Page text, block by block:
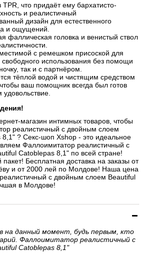
TPR, что придаёт ему бархатисто-
и реалистичный
дизайн для естественного
и ощущений.
фаллическая головка и венистый ствол
с ремешком присоской для
свободного использования без помощи
так и с партнёром.
тёплой водой и чистящим средством
ваш помощник всегда был готов
удовольствие.
магазин интимных товаров, чтобы
реалистичный с двойным слоем
8,1" ? Секс-шоп Xshop - это идеальное
Фаллоимитатор реалистичный с
Catoblepas 8,1" по всей стране!
Бесплатная доставка на заказы от
и от 2000 лей по Молдове! Наша цена
с двойным слоем Beautiful
в Молдове!
на данный момент, будь первым, кто
Фаллоимитатор реалистичный с
Catoblepas 8,1"